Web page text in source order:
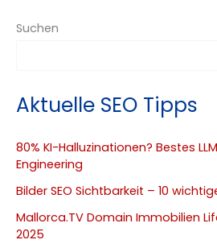
Suchen
Aktuelle SEO Tipps
80% KI-Halluzinationen? Bestes
Engineering
Bilder SEO Sichtbarkeit – 10
Mallorca.TV Domain Immobilien
2025